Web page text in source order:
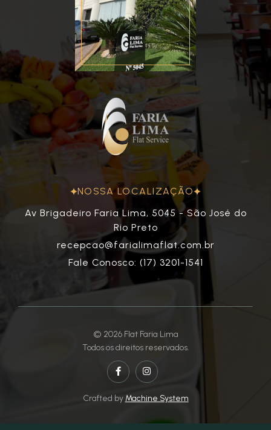
NOSSA LOCALIZAÇÃO
Av Brigadeiro Faria Lima, 5045 - São José do
Rio Preto
recepcao@farialimaflat.com.br
Fale Conosco: (17) 3201-1541
© 2026 Flat Faria Lima
Todos os direitos reservados.
Crafted by Machine System